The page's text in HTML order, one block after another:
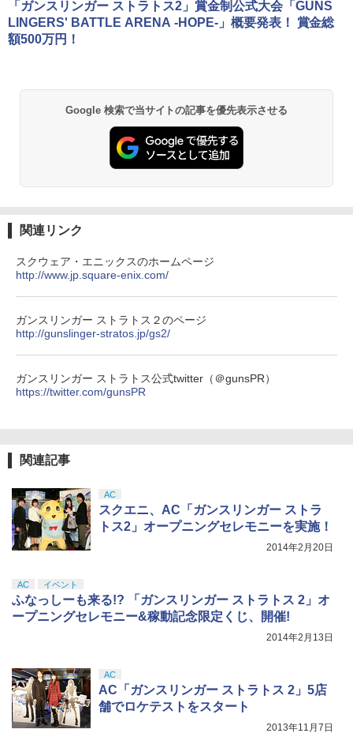
￥55,000
プロダクトコード 封入
￥7,286
3
【純正品】ディスクドライブ(CFI-ZDD1
トローラー ミッドナイト ブラック(CFI-
ZCT2J01)
￥10,737
【純正品】DualSense ワイヤレスコン
￥8,300
ンラインコード]
￥5,000
ラー (ロボット ホワイト)
4
【純正品】Xbox 充電式バッテリー + US
￥2,618
5
【純正品】Xbox ワイヤレス コントロー
ラー (カーボンブラック)
(オリジナル特典:オリジナル巾着＋メー
カー特典:【坤と離】二振りの剣、十翼よ
り来たる！スタジオ描き下ろしイラスト
劇場版「鬼滅の刃」無限城編 第一章 猗
窩座再来 通常版 [Blu-ray]
￥3,964
￥3,523
4
劇場版「鬼滅の刃」無限城編 第一章 猗
￥8,698
5
剣、十翼より来たる！スタジオ描き下ろ
しイラストボード付) [Blu-ray]
「ガンスリンガー ストラトス2」賞金制公式大会「GUNS
LINGERS' BATTLE ARENA -HOPE-」概要発表！ 賞金総
額500万円！
Google 検索で当サイトの記事を優先表示させる
関連リンク
スクウェア・エニックスのホームページ
http://www.jp.square-enix.com/
ガンスリンガー ストラトス２のページ
http://gunslinger-stratos.jp/gs2/
ガンスリンガー ストラトス公式twitter（＠gunsPR）
https://twitter.com/gunsPR
関連記事
AC
スクエニ、AC「ガンスリンガー ストラ
トス2」オープニングセレモニーを実施！
2014年2月20日
AC イベント
ふなっしーも来る!? 「ガンスリンガー ストラトス 2」オ
ープニングセレモニー&稼動記念限定くじ、開催!
2014年2月13日
AC
AC「ガンスリンガー ストラトス 2」5店
舗でロケテストをスタート
2013年11月7日